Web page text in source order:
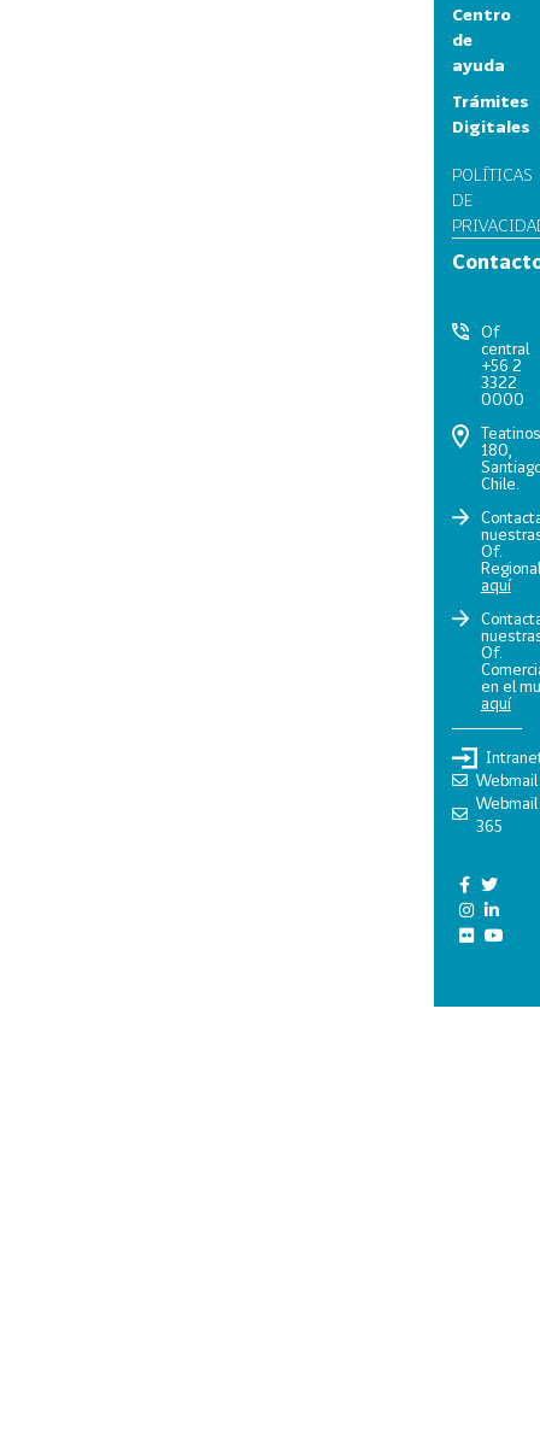
Centro
de
ayuda
Trámites
Digitales
POLÍTICAS
DE
Of
central
+56 2
3322
0000
Teatinos
180,
Chile.
Of.
aquí
Of.
en el
aquí
Webmail
Webmail
365